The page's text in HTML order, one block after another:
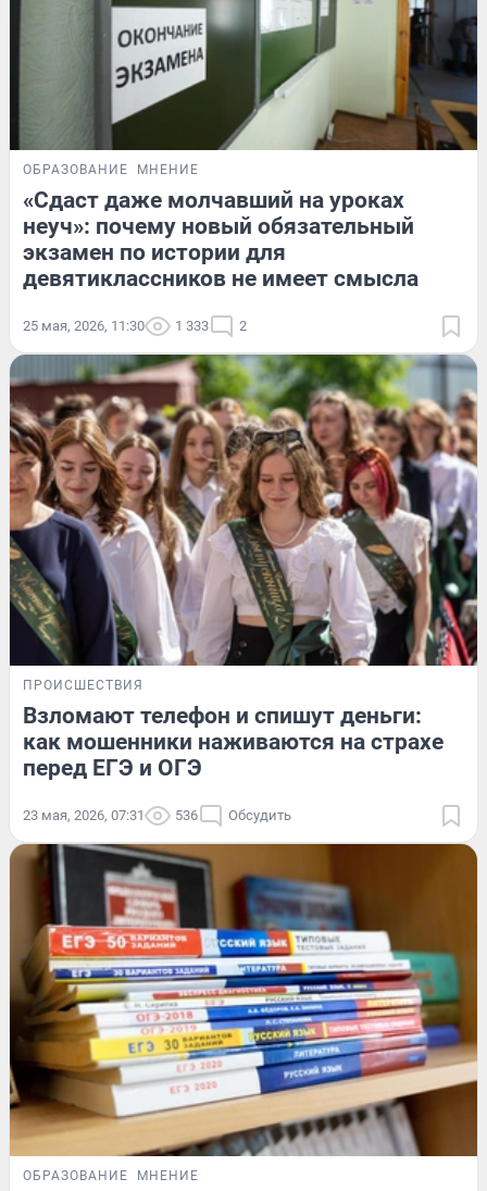
ОБРАЗОВАНИЕ МНЕНИЕ
«Сдаст даже молчавший на уроках
неуч»: почему новый обязательный
экзамен по истории для
девятиклассников не имеет смысла
25 мая, 2026, 11:30 1 333 2
ПРОИСШЕСТВИЯ
Взломают телефон и спишут деньги:
как мошенники наживаются на страхе
перед ЕГЭ и ОГЭ
23 мая, 2026, 07:31 536 Обсудить
ОБРАЗОВАНИЕ МНЕНИЕ